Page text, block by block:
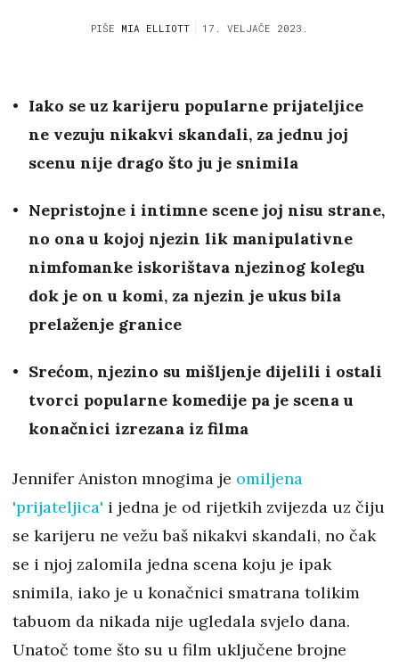
PIŠE MIA ELLIOTT 17. VELJAČE 2023.
Iako se uz karijeru popularne prijateljice
ne vezuju nikakvi skandali, za jednu joj
scenu nije drago što ju je snimila
Nepristojne i intimne scene joj nisu strane,
no ona u kojoj njezin lik manipulativne
nimfomanke iskorištava njezinog kolegu
dok je on u komi, za njezin je ukus bila
prelaženje granice
Srećom, njezino su mišljenje dijelili i ostali
tvorci popularne komedije pa je scena u
konačnici izrezana iz filma
Jennifer Aniston mnogima je omiljena
'prijateljica' i jedna je od rijetkih zvijezda uz čiju
se karijeru ne vežu baš nikakvi skandali, no čak
se i njoj zalomila jedna scena koju je ipak
snimila, iako je u konačnici smatrana tolikim
tabuom da nikada nije ugledala svjelo dana.
Unatoč tome što su u film uključene brojne